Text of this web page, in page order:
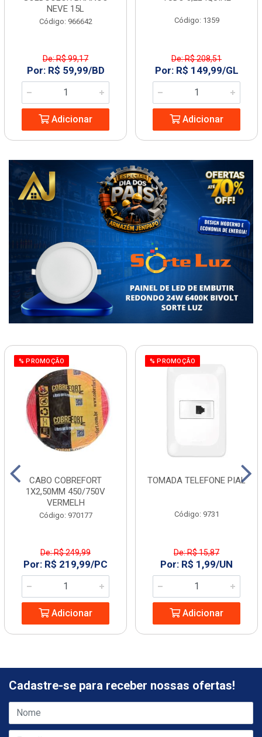
NEVE 15L
Código: 966642
De: R$ 99,17
Por: R$ 59,99/BD
Adicionar
Código: 1359
De: R$ 208,51
Por: R$ 149,99/GL
Adicionar
% PROMOÇÃO
CABO COBREFORT
1X2,50MM 450/750V
VERMELH
Código: 970177
De: R$ 249,99
Por: R$ 219,99/PC
Adicionar
% PROMOÇÃO
TOMADA TELEFONE PIAL
Código: 9731
De: R$ 15,87
Por: R$ 1,99/UN
Adicionar
Cadastre-se para receber nossas ofertas!